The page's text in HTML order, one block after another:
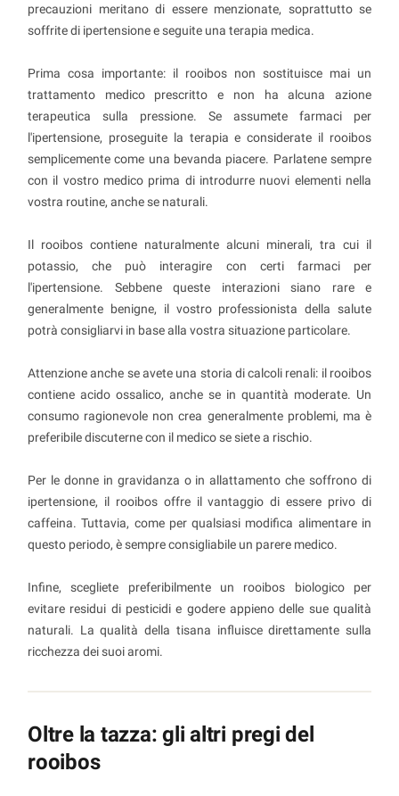
precauzioni meritano di essere menzionate, soprattutto se
soffrite di ipertensione e seguite una terapia medica.
Prima cosa importante: il rooibos non sostituisce mai un
trattamento medico prescritto e non ha alcuna azione
terapeutica sulla pressione. Se assumete farmaci per
l'ipertensione, proseguite la terapia e considerate il rooibos
semplicemente come una bevanda piacere. Parlatene sempre
con il vostro medico prima di introdurre nuovi elementi nella
vostra routine, anche se naturali.
Il rooibos contiene naturalmente alcuni minerali, tra cui il
potassio, che può interagire con certi farmaci per
l'ipertensione. Sebbene queste interazioni siano rare e
generalmente benigne, il vostro professionista della salute
potrà consigliarvi in base alla vostra situazione particolare.
Attenzione anche se avete una storia di calcoli renali: il rooibos
contiene acido ossalico, anche se in quantità moderate. Un
consumo ragionevole non crea generalmente problemi, ma è
preferibile discuterne con il medico se siete a rischio.
Per le donne in gravidanza o in allattamento che soffrono di
ipertensione, il rooibos offre il vantaggio di essere privo di
caffeina. Tuttavia, come per qualsiasi modifica alimentare in
questo periodo, è sempre consigliabile un parere medico.
Infine, scegliete preferibilmente un rooibos biologico per
evitare residui di pesticidi e godere appieno delle sue qualità
naturali. La qualità della tisana influisce direttamente sulla
ricchezza dei suoi aromi.
Oltre la tazza: gli altri pregi del
rooibos